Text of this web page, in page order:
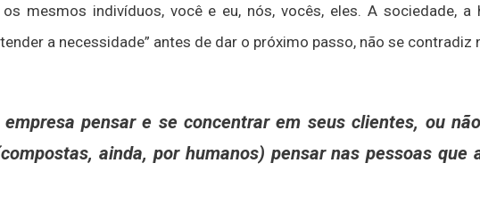
mesmos indivíduos, você e eu, nós, vocês, eles. A sociedade, a
a necessidade” antes de dar o próximo passo, não se contradiz
pensar e se concentrar em seus clientes, ou
ainda, por humanos) pensar nas pessoas que